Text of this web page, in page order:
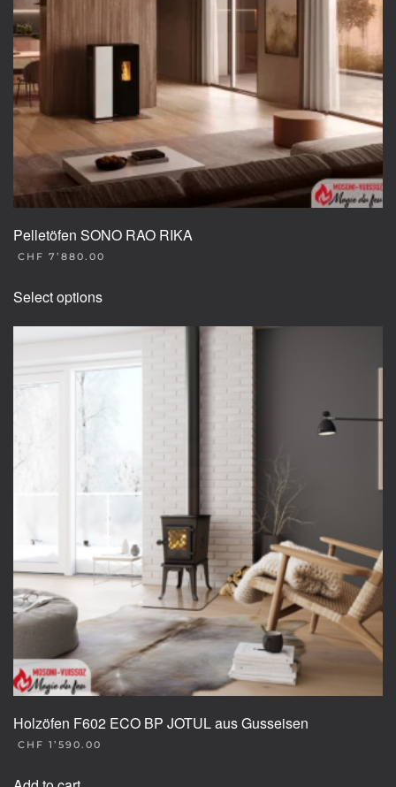
Pelletöfen SONO RAO RIKA
CHF 7’880.00
Select optionsproduct
has
multiple
variants.
chosen
product
page
Holzöfen F602 ECO BP JOTUL aus Gusseisen
CHF 1’590.00